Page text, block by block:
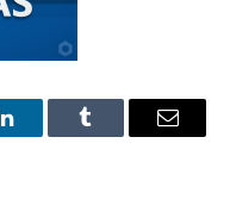
LinkedInTumblr Email